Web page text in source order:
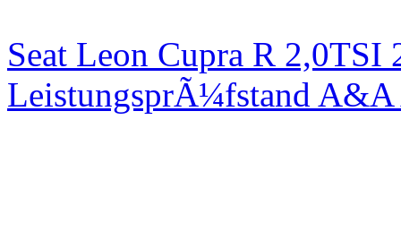
Seat Leon Cupra R
LeistungsprÃ¼fstand